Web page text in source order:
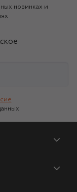
новинках и